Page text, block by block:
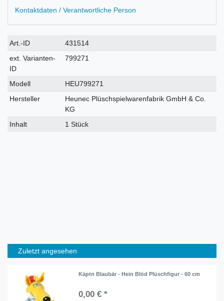
Kontaktdaten / Verantwortliche Person
Technisches
Merkmal
Wert
Art.-ID
431514
ext. Varianten-
ID
799271
Modell
HEU799271
Hersteller
Heunec Plüschspielwarenfabrik GmbH & Co.
KG
Inhalt
1 Stück
Zuletzt angesehen
Käptn Blaubär - Hein Blöd Plüschfigur - 60 cm
0,00 € *